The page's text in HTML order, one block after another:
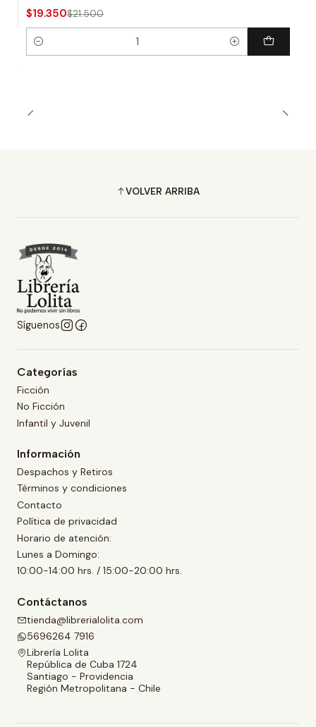
$19.350$21.500
Cantidad
VOLVER ARRIBA
Síguenos
Categorías
Ficción
No Ficción
Infantil y Juvenil
Información
Despachos y Retiros
Términos y condiciones
Contacto
Política de privacidad
Horario de atención:
Lunes a Domingo:
10:00-14:00 hrs. / 15:00-20:00 hrs.
Contáctanos
tienda@librerialolita.com
5696264 7916
Librería Lolita
República de Cuba 1724
Santiago - Providencia
Región Metropolitana - Chile